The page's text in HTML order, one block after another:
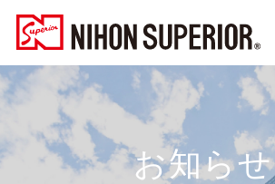
お知らせ